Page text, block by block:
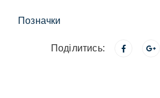
Позначки
Поділитись: